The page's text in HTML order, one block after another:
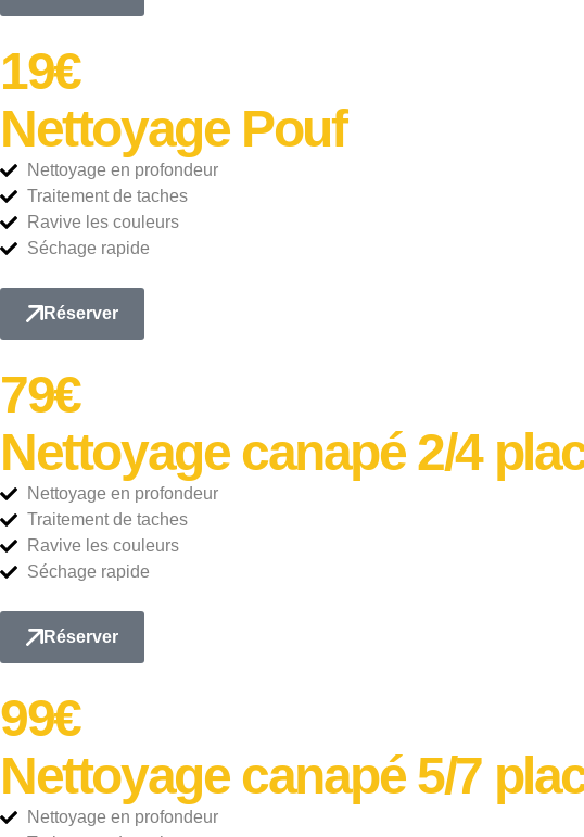
19€
Nettoyage Pouf
Nettoyage en profondeur
Traitement de taches
Ravive les couleurs
Séchage rapide
Réserver
79€
Nettoyage canapé 2/4
Nettoyage en profondeur
Traitement de taches
Ravive les couleurs
Séchage rapide
Réserver
99€
Nettoyage canapé 5/7
Nettoyage en profondeur